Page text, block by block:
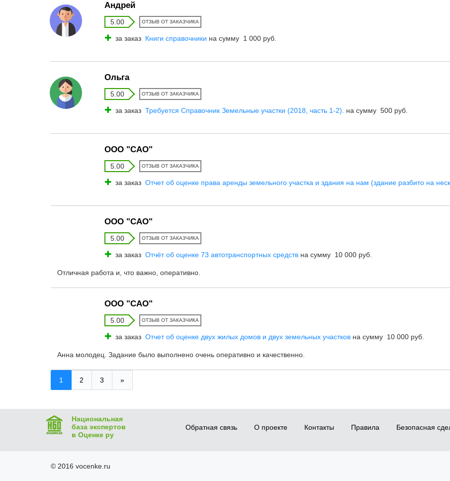
Андрей
5.00 ОТЗЫВ ОТ ЗАКАЗЧИКА
за заказ Книги справочники на сумму 1 000 руб.
Ольга
5.00 ОТЗЫВ ОТ ЗАКАЗЧИКА
за заказ Требуется Справочник Земельные участки (2018, часть 1-2). на сумму 500 руб.
ООО "САО"
5.00 ОТЗЫВ ОТ ЗАКАЗЧИКА
за заказ Отчет об оценке права аренды земельного участка и здания на нам (здание разбито на
ООО "САО"
5.00 ОТЗЫВ ОТ ЗАКАЗЧИКА
за заказ Отчёт об оценке 73 автотранспортных средств на сумму 10 000 руб.
Отличная работа и, что важно, оперативно.
ООО "САО"
5.00 ОТЗЫВ ОТ ЗАКАЗЧИКА
за заказ Отчет об оценке двух жилых домов и двух земельных участков на сумму 10 000 руб.
Анна молодец. Задание было выполнено очень оперативно и качественно.
1 2 3 »
Национальная
база экспертов
в Оценке ру
Обратная связь О проекте Контакты Правила Безопасная
© 2016 vocenke.ru